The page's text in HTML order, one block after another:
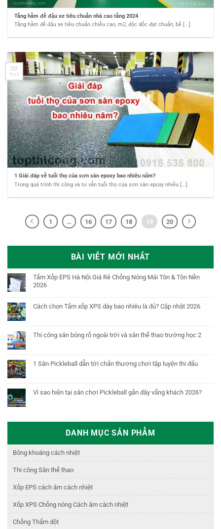
BÀI VIẾT MỚI NHẤT
Tấm Xốp EPS Hà Nội Giá Rẻ Chống Nóng Mái Tôn & Tôn Nền
2026
Cách chọn Tấm xốp XPS dày bao nhiêu là đủ? Cập nhật 2026
Thi công sân bóng rổ ngoài trời và sân thể thao trường học 2
1 Sân Pickleball dẫn tới chấn thương chơi tập luyện thi đấu
Vì sao hiện tại sân chơi Pickleball gần đây vắng khách 2026?
DANH MỤC SẢN PHẨM
Bông khoáng cách nhiệt
Thi công Sân thể thao
Xốp EPS cách âm cách nhiệt
Xốp XPS Chống nóng Cách âm cách nhiệt
Chống Thấm dột
Tầng hầm để đậu xe tiêu chuẩn nhà cao tầng 2024
Tầng hầm để đậu xe tiêu chuẩn chiều cao, m2, độc dốc đạt chuẩn, bề [...]
1 Giải đáp về tuổi thọ của sơn sàn epoxy bao nhiêu năm?
Trong quá trình thi công và tư vấn tuổi thọ của sơn sàn epoxy nhiều [...]
30
Th12
1 … 16 17 18 19 20